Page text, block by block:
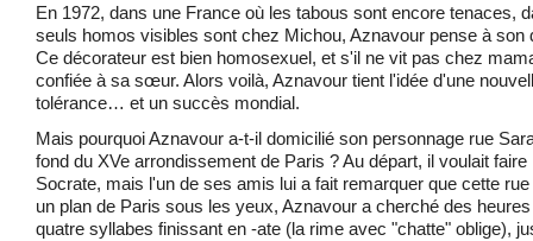
En 1972, dans une France où les tabous sont encore tenaces,
seuls homos visibles sont chez Michou, Aznavour pense à son
Ce décorateur est bien homosexuel, et s'il ne vit pas chez
confiée à sa sœur. Alors voilà, Aznavour tient l'idée d'une
tolérance… et un succès mondial.
Mais pourquoi Aznavour a-t-il domicilié son personnage rue
fond du XVe arrondissement de Paris ? Au départ, il voulait
Socrate, mais l'un de ses amis lui a fait remarquer que cette
un plan de Paris sous les yeux, Aznavour a cherché des
quatre syllabes finissant en -ate (la rime avec "chatte" oblige),